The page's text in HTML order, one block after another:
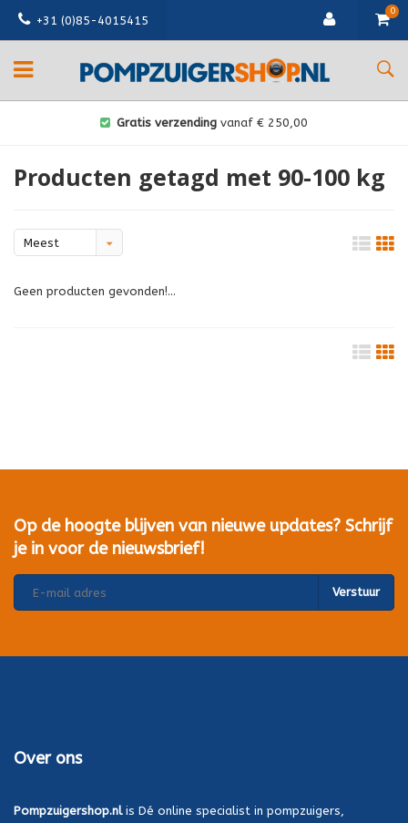
+31 (0)85-4015415
0
Gratis verzending vanaf € 250,00
Producten getagd met 90-100 kg
Meest
Geen producten gevonden!...
Op de hoogte blijven van nieuwe updates? Schrijf
je in voor de nieuwsbrief!
Verstuur
Over ons
Pompzuigershop.nlis Dé online specialist in pompzuigers,